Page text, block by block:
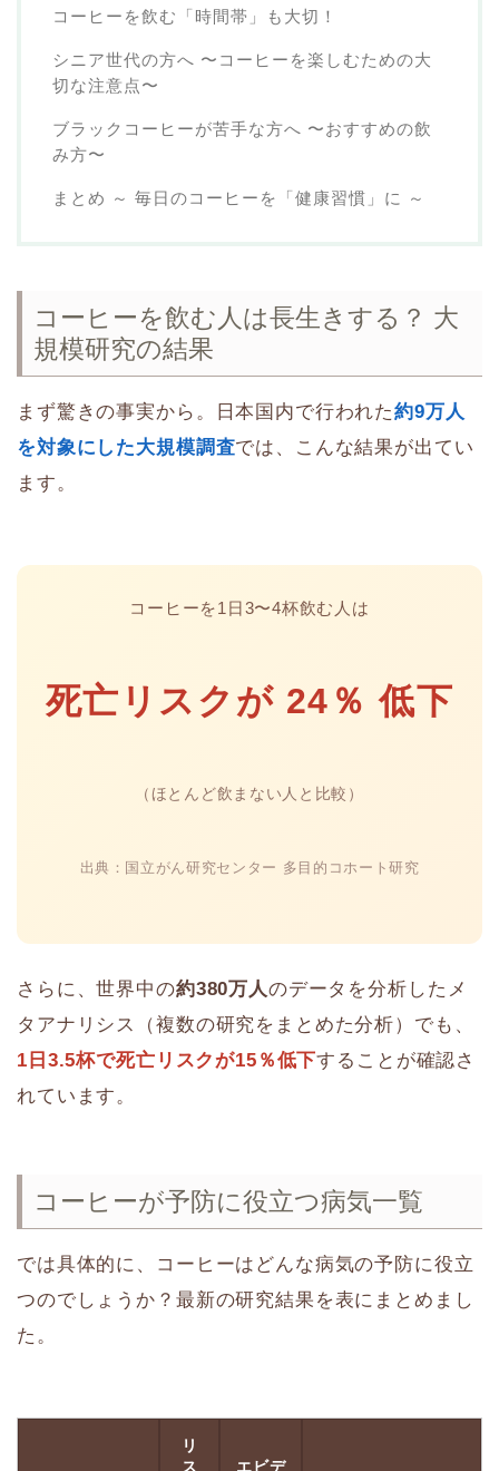
コーヒーを飲む「時間帯」も大切！
シニア世代の方へ 〜コーヒーを楽しむための大
切な注意点〜
ブラックコーヒーが苦手な方へ 〜おすすめの飲
み方〜
まとめ ～ 毎日のコーヒーを「健康習慣」に ～
コーヒーを飲む人は長生きする？ 大
規模研究の結果
まず驚きの事実から。日本国内で行われた約9万人
を対象にした大規模調査では、こんな結果が出てい
ます。
コーヒーを1日3〜4杯飲む人は
死亡リスクが 24％ 低下
（ほとんど飲まない人と比較）
出典：国立がん研究センター 多目的コホート研究
さらに、世界中の約380万人のデータを分析したメ
タアナリシス（複数の研究をまとめた分析）でも、
1日3.5杯で死亡リスクが15％低下することが確認さ
れています。
コーヒーが予防に役立つ病気一覧
では具体的に、コーヒーはどんな病気の予防に役立
つのでしょうか？最新の研究結果を表にまとめまし
た。
リ
ス
エビデ